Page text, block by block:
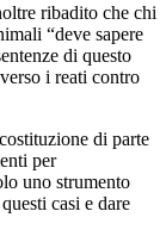
ribadito che chi
“deve sapere
di questo
i reati contro
di parte
per
uno strumento
casi e dare